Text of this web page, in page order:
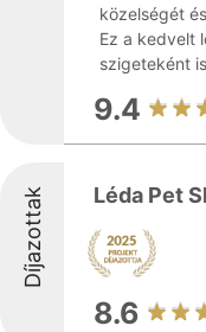
közelségét
Ez a kedvelt
szigeteként
9.4
Díjazottak Léda Pet
8.6